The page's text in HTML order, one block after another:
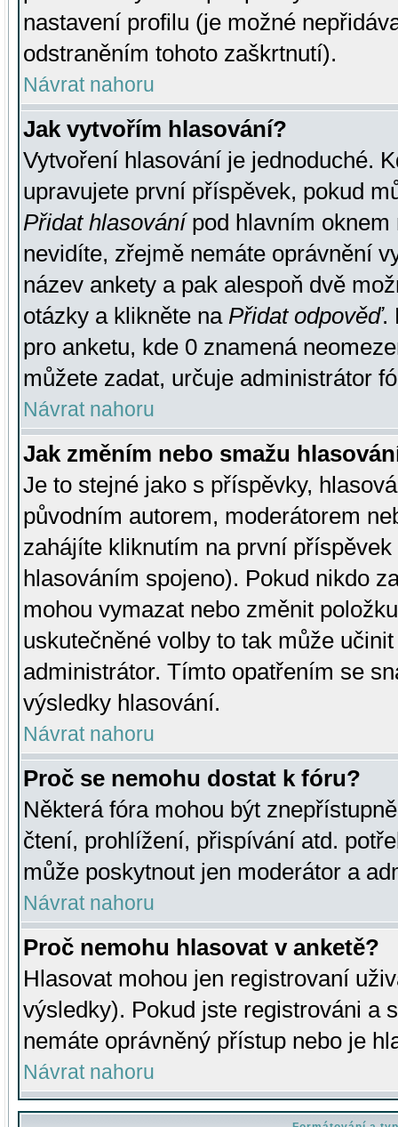
nastavení profilu (je možné
odstraněním tohoto zaškrtnutí).
Návrat nahoru
Jak vytvořím hlasování?
Vytvoření hlasování je jednoduché.
upravujete první příspěvek, pokud
Přidat hlasovánípod hlavním oknem
nevidíte, zřejmě nemáte oprávnění
název ankety a pak alespoň dvě
otázky a klikněte na Přidat odpověď.
pro anketu, kde 0 znamená
můžete zadat, určuje administrátor
Návrat nahoru
Jak změním nebo smažu
Je to stejné jako s příspěvky,
původním autorem, moderátorem
zahájíte kliknutím na první
hlasováním spojeno). Pokud nikdo
mohou vymazat nebo změnit
uskutečněné volby to tak může
administrátor. Tímto opatřením se
výsledky hlasování.
Návrat nahoru
Proč se nemohu dostat k fóru?
Některá fóra mohou být
čtení, prohlížení, přispívání atd.
může poskytnout jen moderátor a
Návrat nahoru
Proč nemohu hlasovat v anketě?
Hlasovat mohou jen registrovaní
výsledky). Pokud jste registrováni a
nemáte oprávněný přístup nebo je
Návrat nahoru